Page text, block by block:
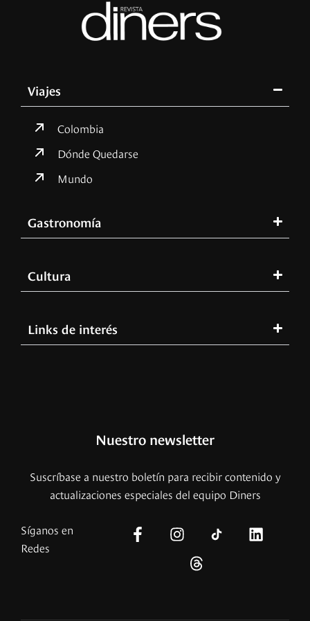
Viajes
Colombia
Dónde Quedarse
Mundo
Gastronomía
Cultura
Links de interés
Nuestro newsletter
Suscríbase a nuestro boletín para recibir contenido y
actualizaciones especiales del equipo Diners
Síganos en
Redes